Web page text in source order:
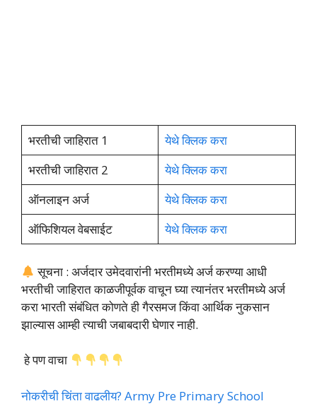
भरतीची जाहिरात 1
येथे क्लिक करा
भरतीची जाहिरात 2
येथे क्लिक करा
ऑनलाइन अर्ज
येथे क्लिक करा
ऑफिशियल वेबसाईट
येथे क्लिक करा
सूचना : अर्जदार उमेदवारांनी भरतीमध्ये अर्ज करण्या आधी
भरतीची जाहिरात काळजीपूर्वक वाचून घ्या त्यानंतर भरतीमध्ये अर्ज
करा भारती संबंधित कोणते ही गैरसमज किंवा आर्थिक नुकसान
झाल्यास आम्ही त्याची जबाबदारी घेणार नाही.
हे पण वाचा
नोकरीची चिंता वाढलीय? Army Pre Primary School